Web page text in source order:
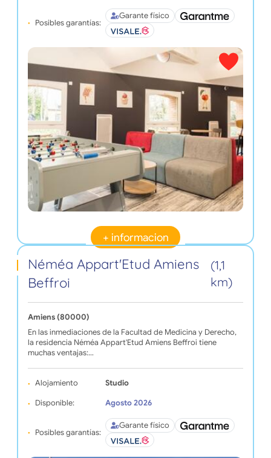
Posibles garantías:
Garante físico
+ informacion
Néméa Appart'Etud Amiens
Beffroi
(1,1
km)
Amiens (80000)
En las inmediaciones de la Facultad de Medicina y Derecho,
la residencia Néméa Appart'Etud Amiens Beffroi tiene
muchas ventajas:…
Alojamiento Studio
Disponible: Agosto 2026
Posibles garantías:
Garante físico